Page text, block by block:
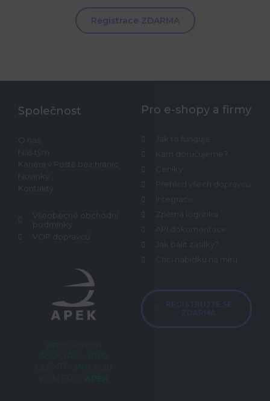
Registrace ZDARMA
Společnost
O nás
Náš tým
Kariéra v Poště bez hranic
Novinky
Kontakty
Všeobecné obchodní
podmínky
VOP dopravců
Pro e-shopy a firmy
Jak to funguje
Kam doručujeme?
Ceníky
Přehled všech dopravců
Integrace
Zpětná logistika
API dokumentace
Jak balit zásilky?
Chci nabídku na míru
REGISTRUJTE SE
ZDARMA